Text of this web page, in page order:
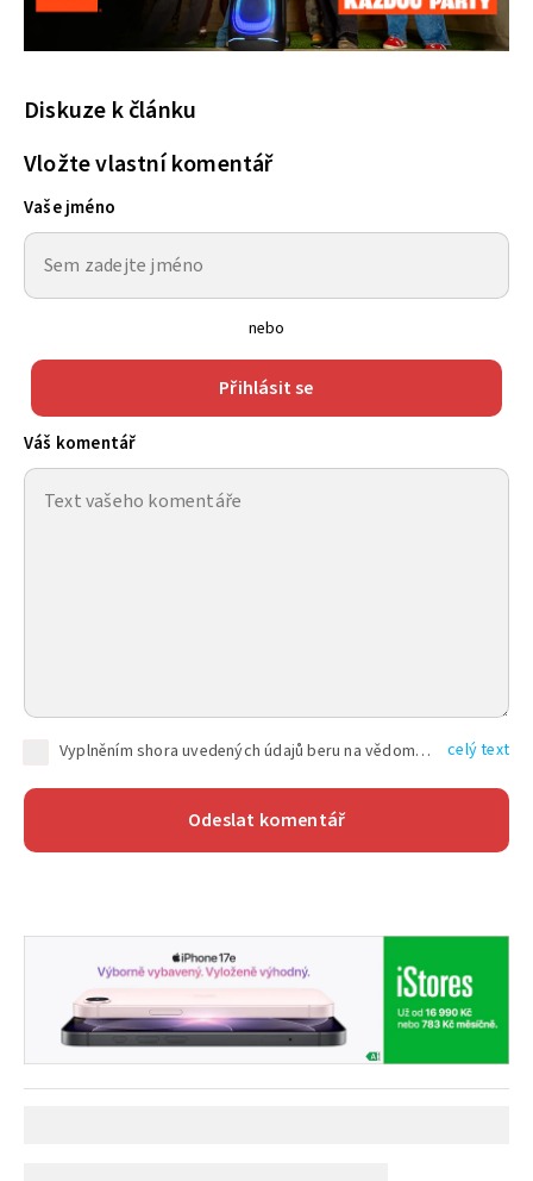
Diskuze k článku
Vložte vlastní komentář
Vaše jméno
nebo
Přihlásit se
Váš komentář
Vyplněním shora uvedených údajů beru na vědomí, že společnost TEXT FACTORY s.r.o., sídlem Brno, Durďákova 336/29, Černá Pole, PSČ: 613 00, IČ: 06157831, zapsané u Krajského soudu v Brně, oddíl C, vložka 100399, bude zpracovávat mé osobní údaje uvedené v rámci mnou vyplněného registračního formuláře na základě oprávněných zájmů TEXT FACTORY s.r.o. dle čl. 6 odst. 1 písm. f) GDPR a pro splnění právních povinností (čl. 6 odst. 1 písm. c) GDPR), a to pro tyto účely: nezbytnost zajistit oprávnění návštěvníka webových stránek provozovaných společností TEXT FACTORY s.r.o. přispívat aktivně ke zveřejněným článkům nebo v rámci diskusních fór a výkon práv TEXT FACTORY s.r.o. jako administrátora těchto diskusních fór. Více informací o zpracování osobních údajů a právech lze nalézt v celý text